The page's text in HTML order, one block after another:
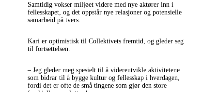
Samtidig vokser miljøet videre med nye aktører inn i
fellesskapet, og det oppstår nye relasjoner og potensielle
samarbeid på tvers.
Kari er optimistisk til Collektivets fremtid, og gleder seg
til fortsettelsen.
– Jeg gleder meg spesielt til å videreutvikle aktivitetene
som bidrar til å bygge kultur og fellesskap i hverdagen,
fordi det er ofte de små tingene som gjør den store